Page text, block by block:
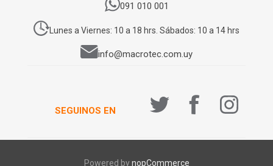
091 010 001
Lunes a Viernes: 10 a 18 hrs. Sábados: 10 a 14 hrs
info@macrotec.com.uy
SEGUINOS EN
Powered bynopCommerce